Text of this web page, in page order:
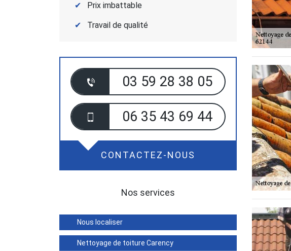
Prix imbattable
Travail de qualité
03 59 28 38 05
06 35 43 69 44
CONTACTEZ-NOUS
Nos services
Nous localiser
Nettoyage de toiture Carency